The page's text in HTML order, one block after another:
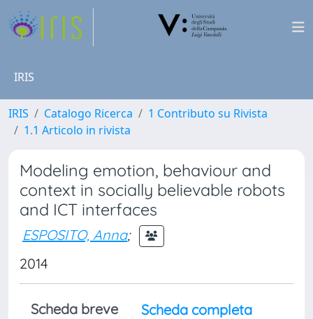
IRIS
IRIS Catalogo Ricerca
1 Contributo su Rivista
1.1 Articolo in rivista
Modeling emotion, behaviour and
context in socially believable robots
and ICT interfaces
ESPOSITO, Anna;
2014
Scheda breve
Scheda completa